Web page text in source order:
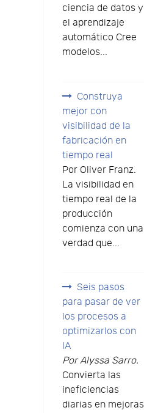
ciencia de datos y
el aprendizaje
automático Cree
modelos...
Construya
mejor con
visibilidad de la
fabricación en
tiempo real
Por Oliver Franz.
La visibilidad en
tiempo real de la
producción
comienza con una
verdad que...
Seis pasos
para pasar de ver
los procesos a
optimizarlos con
IA
Por Alyssa Sarro.
Convierta las
ineficiencias
diarias en mejoras